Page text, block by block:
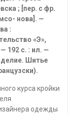
; [пер. с фр.
нова]. —
:
«Э»,
192 с. : ил. —
Шитье
курса кройки
одежды